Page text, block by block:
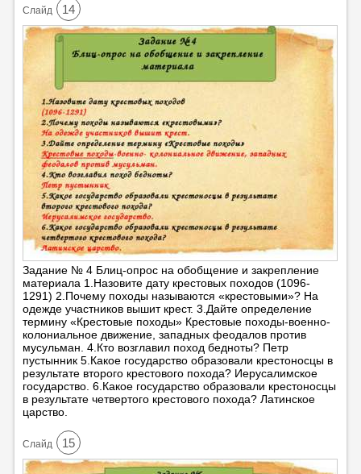
Cлайд 14
Задание № 4 Блиц-опрос на обобщение и закрепление
материала 1.Назовите дату крестовых походов (1096-
1291) 2.Почему походы называются «крестовыми»? На
одежде участников вышит крест. 3.Дайте определение
термину «Крестовые походы» Крестовые походы-военно-
колониальное движение, западных феодалов против
мусульман. 4.Кто возглавил поход бедноты? Петр
пустынник 5.Какое государство образовали крестоносцы в
результате второго крестового похода? Иерусалимское
государство. 6.Какое государство образовали крестоносцы
в результате четвертого крестового похода? Латинское
царство.
Cлайд 15